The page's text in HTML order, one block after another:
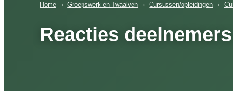
Home › Groepswerk en Twaalven › Cursussen/opleidingen ›
Reacties deelnemers